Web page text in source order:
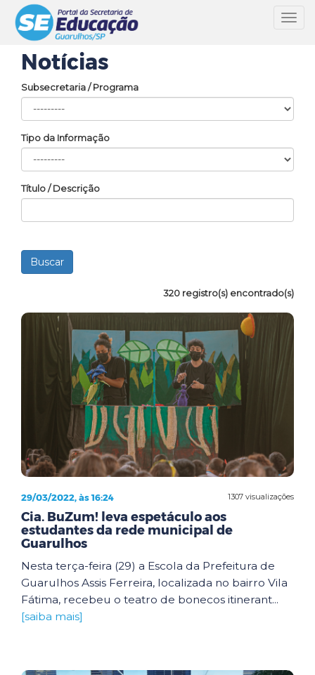
Notícias
Subsecretaria / Programa
Tipo da Informação
Título / Descrição
320 registro(s) encontrado(s)
1307 visualizações
29/03/2022, às 16:24
Cia. BuZum! leva espetáculo aos
estudantes da rede municipal de
Guarulhos
Nesta terça-feira (29) a Escola da Prefeitura de
Guarulhos Assis Ferreira, localizada no bairro Vila
Fátima, recebeu o teatro de bonecos itinerant...
[saiba mais]